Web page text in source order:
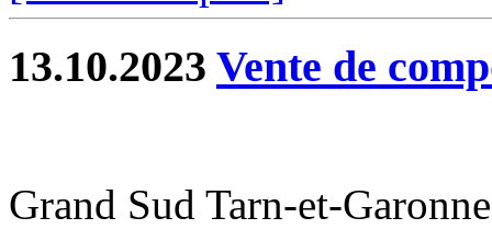
13.10.2023 Vente de
Grand Sud Tarn-et-